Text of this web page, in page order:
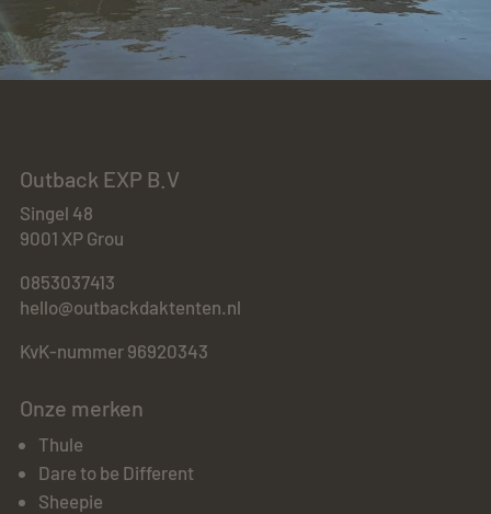
Outback EXP B.V
Singel 48
9001 XP Grou
0853037413
hello@outbackdaktenten.nl
KvK-nummer 96920343
Onze merken
Thule
Dare to be Different
Sheepie